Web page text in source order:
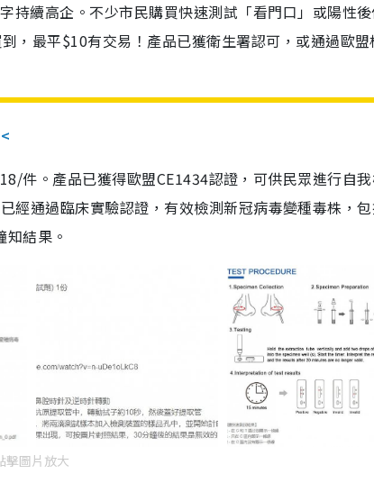
持續高企。不少市民購買快速測試「看門口」或陽性
，最平$10有交易！產品已獲衛生署認可，或通過歐盟
件。產品已獲得歐盟CE1434認證，可供民眾進行自
經通過臨床實驗認證，有效檢測新冠病毒變種毒株，
結果。
擊圖片放大